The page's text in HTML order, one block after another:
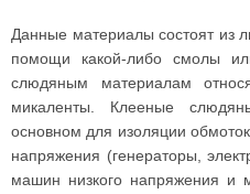
Данные материалы состоят из
помощи какой-либо смолы
слюдяным материалам
микаленты. Клееные
основном для изоляции
напряжения (генераторы,
машин низкого напряжения